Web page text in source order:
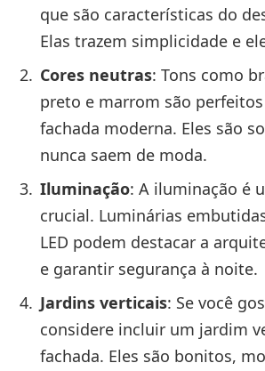
que são características do
Elas trazem simplicidade e
Cores neutras: Tons como
preto e marrom são
fachada moderna. Eles são
nunca saem de moda.
Iluminação: A iluminação é
crucial. Luminárias
LED podem destacar a
e garantir segurança à noite.
Jardins verticais: Se você
considere incluir um jardim
fachada. Eles são bonitos,